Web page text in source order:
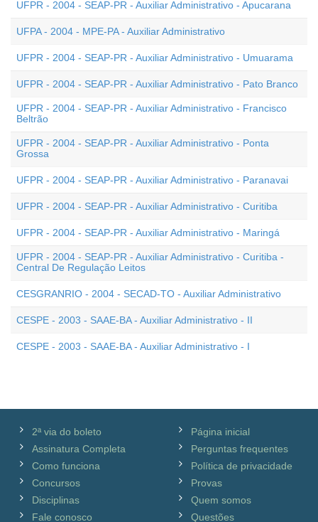
UFPR - 2004 - SEAP-PR - Auxiliar Administrativo - Apucarana
UFPA - 2004 - MPE-PA - Auxiliar Administrativo
UFPR - 2004 - SEAP-PR - Auxiliar Administrativo - Umuarama
UFPR - 2004 - SEAP-PR - Auxiliar Administrativo - Pato Branco
UFPR - 2004 - SEAP-PR - Auxiliar Administrativo - Francisco
Beltrão
UFPR - 2004 - SEAP-PR - Auxiliar Administrativo - Ponta
Grossa
UFPR - 2004 - SEAP-PR - Auxiliar Administrativo - Paranavai
UFPR - 2004 - SEAP-PR - Auxiliar Administrativo - Curitiba
UFPR - 2004 - SEAP-PR - Auxiliar Administrativo - Maringá
UFPR - 2004 - SEAP-PR - Auxiliar Administrativo - Curitiba -
Central De Regulação Leitos
CESGRANRIO - 2004 - SECAD-TO - Auxiliar Administrativo
CESPE - 2003 - SAAE-BA - Auxiliar Administrativo - II
CESPE - 2003 - SAAE-BA - Auxiliar Administrativo - I
2ª via do boleto
Assinatura Completa
Como funciona
Concursos
Disciplinas
Fale conosco
Página inicial
Perguntas frequentes
Política de privacidade
Provas
Quem somos
Questões